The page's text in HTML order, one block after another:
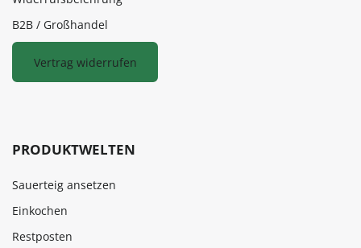
B2B / Großhandel
Vertrag widerrufen
PRODUKTWELTEN
Sauerteig ansetzen
Einkochen
Restposten